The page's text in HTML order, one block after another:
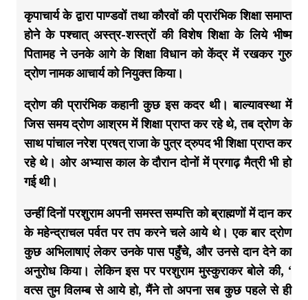
कृपाचार्य के द्वारा पाण्डवों तथा कौरवों की प्रारंभिक शिक्षा समाप्त
होने के पश्चात् अस्त्र-शस्त्रों की विशेष शिक्षा के लिये भीष्म
पितामह ने उनके आगे के शिक्षा विधान को केंद्र में रखकर गुरु
द्रोण नामक आचार्य को नियुक्त किया।
द्रोण की प्रारंभिक कहानी कुछ इस कदर थी। बाल्यावस्था में
जिस समय द्रोण आश्रम में शिक्षा प्राप्त कर रहे थे, तब द्रोण के
साथ पांचाल नरेश प्रषत् राजा के पुत्र द्रुपद भी शिक्षा प्राप्त कर
रहे थे। ओर अभ्यास काल के दौरान दोनों में प्रगाढ़ मैत्री भी हो
गई थी।
उन्हीं दिनों परशुराम अपनी समस्त सम्पत्ति को ब्राह्मणों में दान कर
के महेन्द्राचल पर्वत पर तप करने चले आये थे। एक बार द्रोण
कुछ अभिलाषाएं लेकर उनके पास पहुँचे, और उनसे दान देने का
अनुरोध किया। लेकिन इस पर परशुराम मुस्कुराकर बोले की, ‘
वत्स तुम विलम्ब से आये हो, मैंने तो अपना सब कुछ पहले से ही